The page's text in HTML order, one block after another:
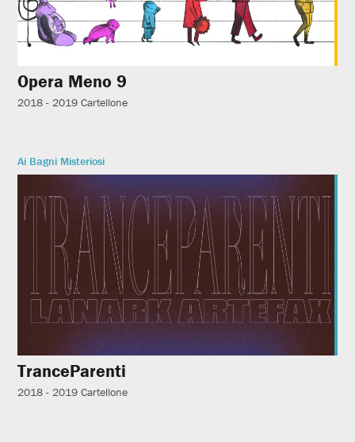
Opera Meno 9
2018 - 2019 Cartellone
Ai Bagni Misteriosi
TranceParenti
2018 - 2019 Cartellone